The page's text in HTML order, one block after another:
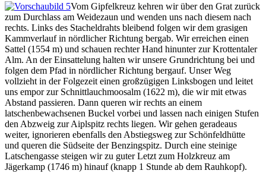
Vom Gipfelkreuz kehren wir über den Grat zurück
zum Durchlass am Weidezaun und wenden uns nach diesem nach
rechts. Links des Stacheldrahts bleibend folgen wir dem grasigen
Kammverlauf in nördlicher Richtung bergab. Wir erreichen einen
Sattel (1554 m) und schauen rechter Hand hinunter zur Krottentaler
Alm. An der Einsattelung halten wir unsere Grundrichtung bei und
folgen dem Pfad in nördlicher Richtung bergauf. Unser Weg
vollzieht in der Folgezeit einen großzügigen Linksbogen und leitet
uns empor zur Schnittlauchmoosalm (1622 m), die wir mit etwas
Abstand passieren. Dann queren wir rechts an einem
latschenbewachsenen Buckel vorbei und lassen nach einigen Stufen
den Abzweig zur Aiplspitz rechts liegen. Wir gehen geradeaus
weiter, ignorieren ebenfalls den Abstiegsweg zur Schönfeldhütte
und queren die Südseite der Benzingspitz. Durch eine steinige
Latschengasse steigen wir zu guter Letzt zum Holzkreuz am
Jägerkamp (1746 m) hinauf (knapp 1 Stunde ab dem Rauhkopf).